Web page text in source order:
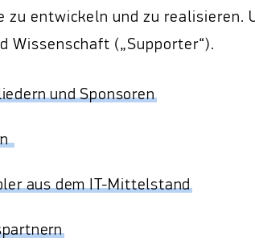
zu entwickeln und zu realisieren.
Wissenschaft („Supporter“).
und Sponsoren
aus dem IT-Mittelstand